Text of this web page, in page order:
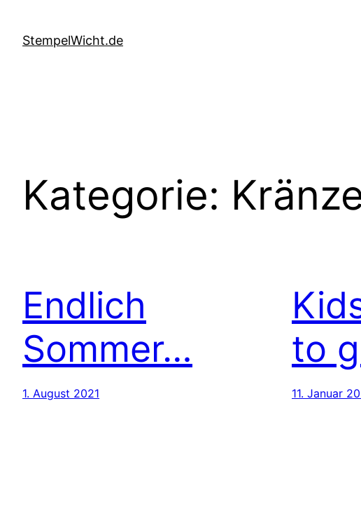
Inhalt
StempelWicht.de
Kategorie:
Endlich
Sommer…
1. August 2021
to
11. Januar